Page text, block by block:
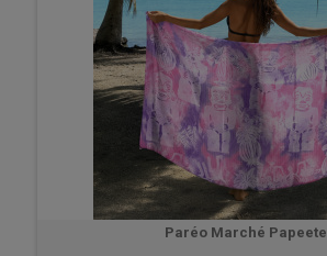
Paréo Marché Papeete